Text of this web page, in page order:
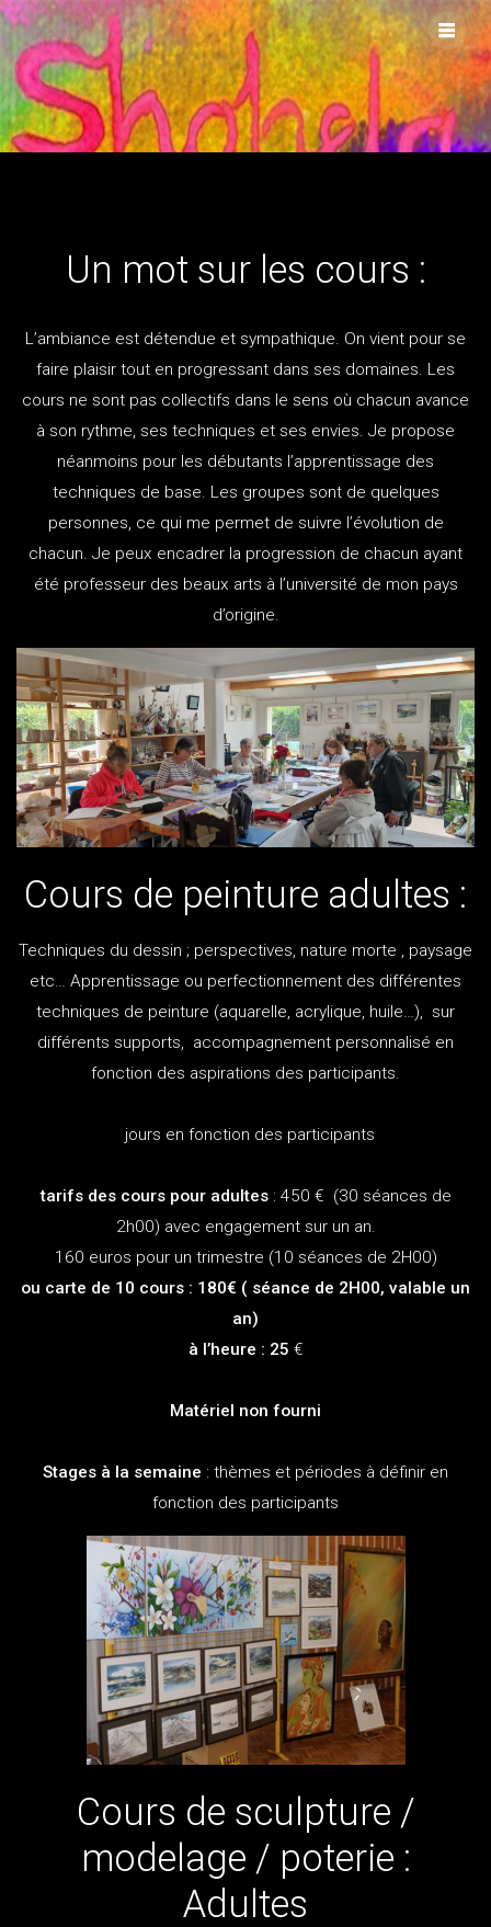
Skip
to
content
Un mot sur les cours :
L’ambiance est détendue et sympathique. On vient pour se
faire plaisir tout en progressant dans ses domaines. Les
cours ne sont pas collectifs dans le sens où chacun avance
à son rythme, ses techniques et ses envies. Je propose
néanmoins pour les débutants l’apprentissage des
techniques de base. Les groupes sont de quelques
personnes, ce qui me permet de suivre l’évolution de
chacun. Je peux encadrer la progression de chacun ayant
été professeur des beaux arts à l’université de mon pays
d’origine.
Cours de peinture adultes :
Techniques du dessin ; perspectives, nature morte , paysage
etc… Apprentissage ou perfectionnement des différentes
techniques de peinture (aquarelle, acrylique, huile…), sur
différents supports, accompagnement personnalisé en
fonction des aspirations des participants.
jours en fonction des participants
tarifs des cours pour adultes: 450 € (30 séances de
2h00) avec engagement sur un an.
160 euros pour un trimestre (10 séances de 2H00)
ou carte de 10 cours : 180€ ( séance de 2H00, valable un
an)
à l’heure : 25 €
Matériel non fourni
Stages à la semaine : thèmes et périodes à définir en
fonction des participants
Cours de sculpture /
modelage / poterie :
Adultes